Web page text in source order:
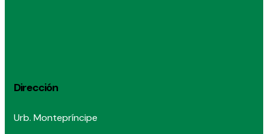
Dirección
Urb. Montepríncipe